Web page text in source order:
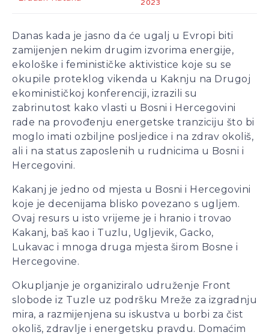
– mišljenja je ekonomista
Radnici Nove željezare
Zenica najavljuju štrajk:
„Sve ili ništa“
Uspon revizionizma i novi
talas ekstremne desnice
na Balkanu
Industrijski slom kao
sistemska kriza: Nova
ekonomije
2023
Danas kada je jasno da će ugalj u Evropi biti
zamijenjen nekim drugim izvorima energije,
ekološke i feminističke aktivistice koje su se
okupile proteklog vikenda u Kaknju na Drugoj
ekominističkoj konferenciji, izrazili su
zabrinutost kako vlasti u Bosni i Hercegovini
rade na provođenju energetske tranziciju što bi
moglo imati ozbiljne posljedice i na zdrav okoliš,
ali i na status zaposlenih u rudnicima u Bosni i
Hercegovini.
Kakanj je jedno od mjesta u Bosni i Hercegovini
koje je decenijama blisko povezano s ugljem.
Ovaj resurs u isto vrijeme je i hranio i trovao
Kakanj, baš kao i Tuzlu, Ugljevik, Gacko,
Lukavac i mnoga druga mjesta širom Bosne i
Hercegovine.
Okupljanje je organiziralo udruženje Front
slobode iz Tuzle uz podršku Mreže za izgradnju
mira, a razmijenjena su iskustva u borbi za čist
okoliš, zdravlje i energetsku pravdu. Domaćim